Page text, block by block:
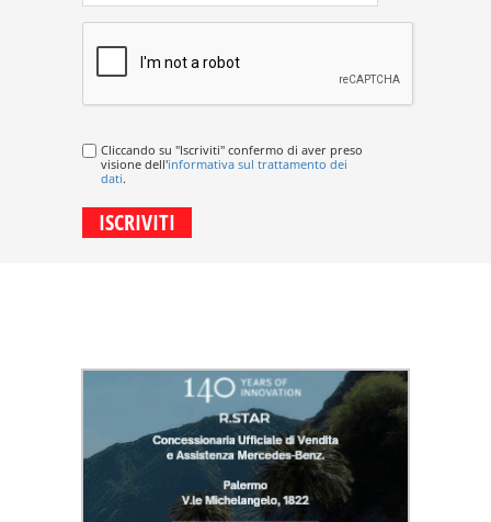
Cliccando su "Iscriviti" confermo di aver preso
visione dell'informativa sul trattamento dei
dati.